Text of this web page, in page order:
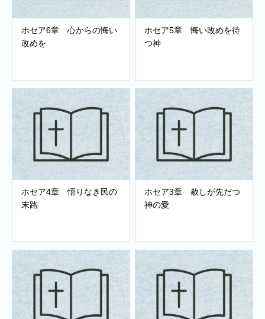
ホセア6章 心からの悔い
改めを
ホセア5章 悔い改めを待
つ神
ホセア4章 悟りなき民の
末路
ホセア3章 赦しが先だつ
神の愛